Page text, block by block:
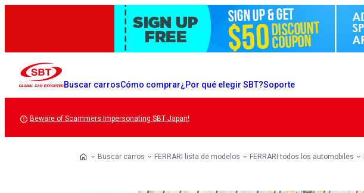
Buscar carrosCómo comprar¿Por qué elegir SBT?Soporte
Beware of Scammers Impersonating SBT Japan!
Buscar carros FERRARI lista de modelos FERRARI todos los automobiles